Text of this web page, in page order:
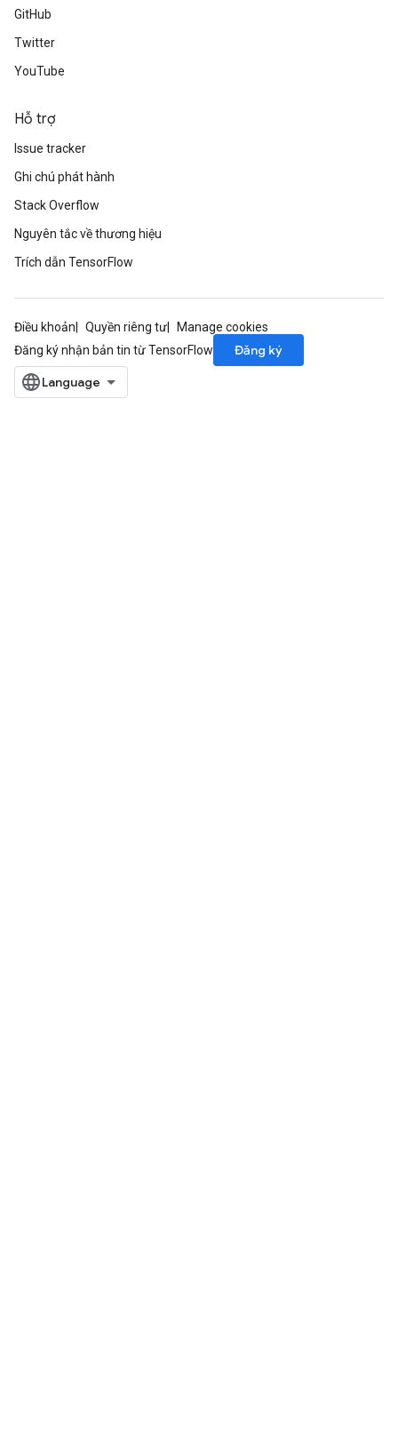
GitHub
Twitter
YouTube
Hỗ trợ
Issue tracker
Ghi chú phát hành
Stack Overflow
Nguyên tắc về thương hiệu
Trích dẫn TensorFlow
Điều khoản Quyền riêng tư
Manage cookies
Đăng ký nhận bản tin từ TensorFlow
Đăng ký